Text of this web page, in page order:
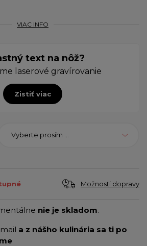
VIAC INFO
text na nôž?
laserové gravírovanie
Zistiť viac
Vyberte prosím ...
Možnosti dopravy
nie je skladom.
a z nášho kulinária sa ti po